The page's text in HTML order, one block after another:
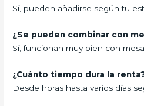
Sí, pueden añadirse según tu
¿Se pueden combinar con
Sí, funcionan muy bien con
¿Cuánto tiempo dura la
Desde horas hasta varios días